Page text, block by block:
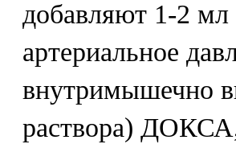
добавляют 1-2 мл
артериальное
внутримышечно
раствора)